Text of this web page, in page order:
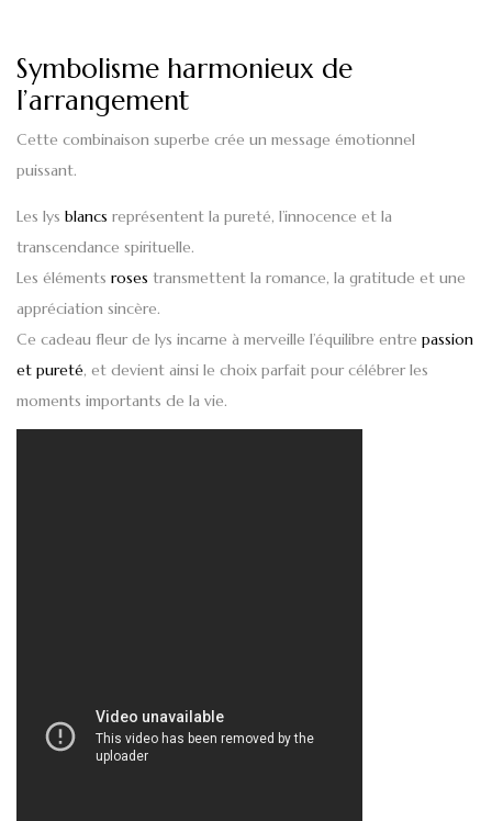
Symbolisme harmonieux de
l’arrangement
Cette combinaison superbe crée un message émotionnel
puissant.
Les lys blancs représentent la pureté, l’innocence et la
transcendance spirituelle.
Les éléments roses transmettent la romance, la gratitude et une
appréciation sincère.
Ce cadeau fleur de lys incarne à merveille l’équilibre entre passion
et pureté, et devient ainsi le choix parfait pour célébrer les
moments importants de la vie.